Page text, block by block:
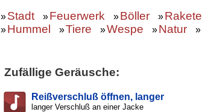
»Stadt »Feuerwerk »Böller »Rakete
»Hummel »Tiere »Wespe »Natur »
Zufällige Geräusche:
Reißverschluß öffnen, langer
langer Verschluß an einer Jacke